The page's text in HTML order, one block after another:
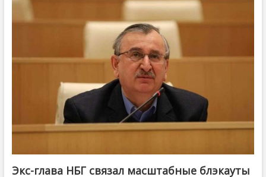
Экс-глава НБГ связал масштабные блэкауты